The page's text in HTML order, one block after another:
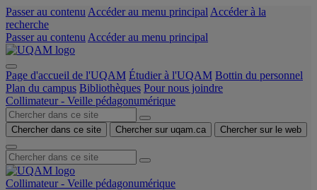
Passer au contenu Accéder au menu principal Accéder à la
recherche
Passer au contenu Accéder au menu principal
Page d'accueil de l'UQAM Étudier à l'UQAM Bottin du personnel
Plan du campus Bibliothèques Pour nous joindre
Collimateur - Veille pédagonumérique
Chercher dans ce site Chercher sur uqam.ca Chercher sur le web
Collimateur - Veille pédagonumérique